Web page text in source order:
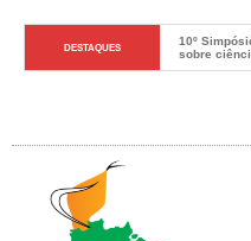
DESTAQUES
10º
sobre